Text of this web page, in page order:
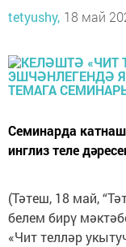
tetyushy, 18 май
Семинарда
инглиз теле
(Тәтеш, 18 май,
белем бирү
«Чит телләр